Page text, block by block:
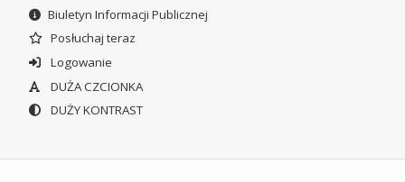
Biuletyn Informacji Publicznej
Posłuchaj teraz
Logowanie
DUŻA CZCIONKA
DUŻY KONTRAST